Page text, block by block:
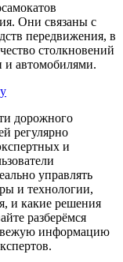
Они связаны с
передвижения, в
столкновений
и автомобилями.
дорожного
регулярно
и
управлять
и технологии,
и какие решения
разберёмся
информацию